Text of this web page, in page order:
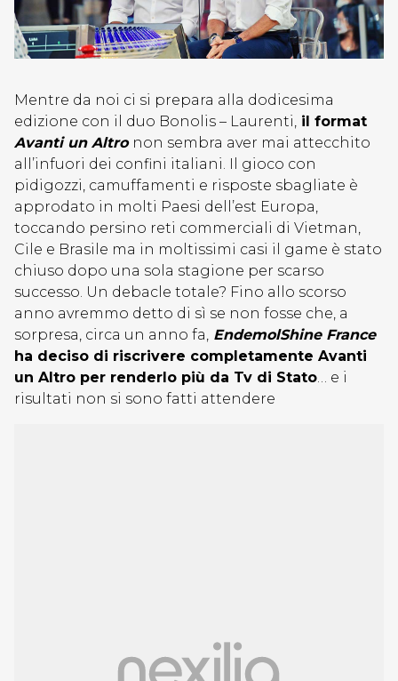
Mentre da noi ci si prepara alla dodicesima
edizione con il duo Bonolis – Laurenti, il format
Avanti un Altro non sembra aver mai attecchito
all’infuori dei confini italiani. Il gioco con
pidigozzi, camuffamenti e risposte sbagliate è
approdato in molti Paesi dell’est Europa,
toccando persino reti commerciali di Vietman,
Cile e Brasile ma in moltissimi casi il game è stato
chiuso dopo una sola stagione per scarso
successo. Un debacle totale? Fino allo scorso
anno avremmo detto di sì se non fosse che, a
sorpresa, circa un anno fa, EndemolShine France
ha deciso di riscrivere completamente Avanti
un Altro per renderlo più da Tv di Stato… e i
risultati non si sono fatti attendere